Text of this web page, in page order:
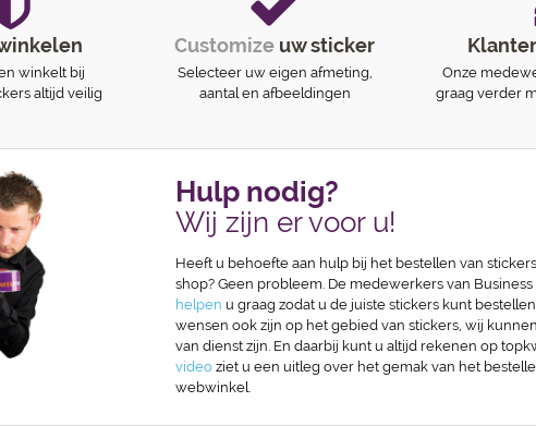
winkelt bij
altijd veilig
Customize uw sticker
Selecteer uw eigen afmeting,
aantal en afbeeldingen
Onze
graag verder
Hulp nodig?
Wij zijn er voor u!
Heeft u behoefte aan hulp bij het bestellen van
shop? Geen probleem. De medewerkers van Business
helpen u graag zodat u de juiste stickers kunt
wensen ook zijn op het gebied van stickers, wij
van dienst zijn. En daarbij kunt u altijd rekenen op
video ziet u een uitleg over het gemak van het
webwinkel.